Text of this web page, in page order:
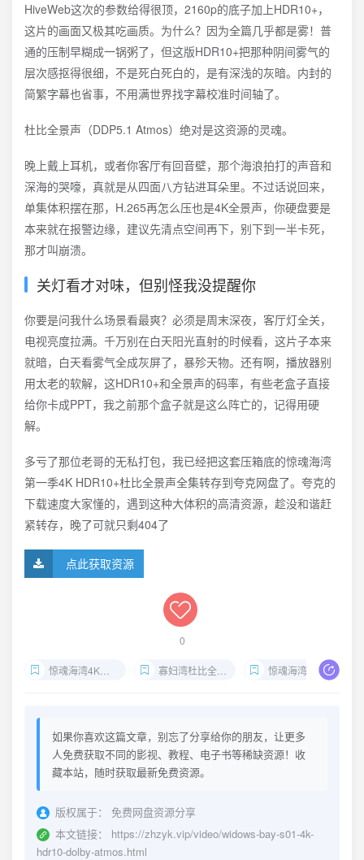
HiveWeb这次的参数给得很顶，2160p的底子加上HDR10+，
这片的画面又极其吃画质。为什么？因为全篇几乎都是雾！普
通的压制早糊成一锅粥了，但这版HDR10+把那种阴间雾气的
层次感抠得很细，不是死白死白的，是有深浅的灰暗。内封的
简繁字幕也省事，不用满世界找字幕校准时间轴了。
杜比全景声（DDP5.1 Atmos）绝对是这资源的灵魂。
晚上戴上耳机，或者你客厅有回音壁，那个海浪拍打的声音和
深海的哭嚎，真就是从四面八方钻进耳朵里。不过话说回来，
单集体积摆在那，H.265再怎么压也是4K全景声，你硬盘要是
本来就在报警边缘，建议先清点空间再下，别下到一半卡死，
那才叫崩溃。
关灯看才对味，但别怪我没提醒你
你要是问我什么场景看最爽？必须是周末深夜，客厅灯全关，
电视亮度拉满。千万别在白天阳光直射的时候看，这片子本来
就暗，白天看雾气全成灰屏了，暴殄天物。还有啊，播放器别
用太老的软解，这HDR10+和全景声的码率，有些老盒子直接
给你卡成PPT，我之前那个盒子就是这么阵亡的，记得用硬
解。
多亏了那位老哥的无私打包，我已经把这套压箱底的惊魂海湾
第一季4K HDR10+杜比全景声全集转存到夸克网盘了。夸克的
下载速度大家懂的，遇到这种大体积的高清资源，趁没和谐赶
紧转存，晚了可就只剩404了
点此获取资源
0
惊魂海湾4K下载 寡妇湾杜比全景声 惊魂海湾第一季全集
如果你喜欢这篇文章，别忘了分享给你的朋友，让更多
人免费获取不同的影视、教程、电子书等稀缺资源！收
藏本站，随时获取最新免费资源。
版权属于：
免费网盘资源分享
本文链接：
https://zhzyk.vip/video/widows-bay-s01-4k-
hdr10-dolby-atmos.html